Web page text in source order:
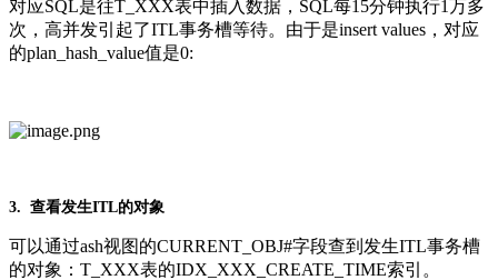
对应SQL是往T_XXX表中插入数据，SQL每15分钟执行1万多
次，高并发引起了ITL事务槽等待。由于是insert values，对应
的plan_hash_value值是0:
3. 查看发生ITL的对象
可以通过ash视图的CURRENT_OBJ#字段查到发生ITL事务槽
的对象：T_XXX表的IDX_XXX_CREATE_TIME索引。